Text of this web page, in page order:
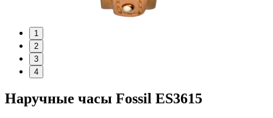
1
2
3
4
Наручные часы Fossil ES3615